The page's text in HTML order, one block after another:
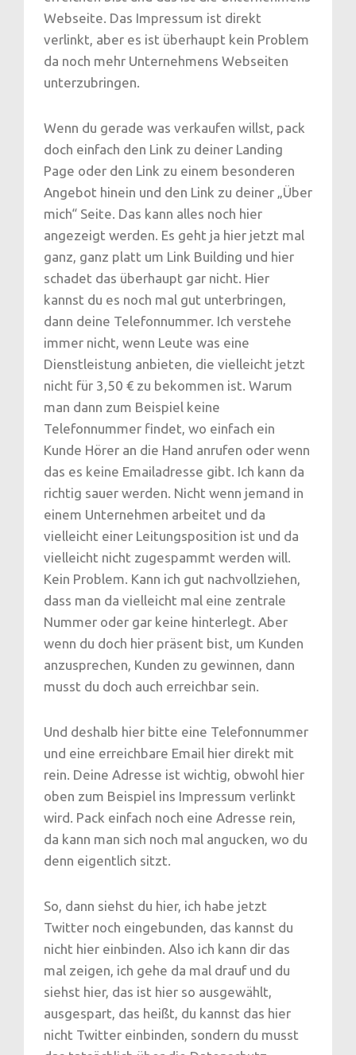
Webseite. Das Impressum ist direkt
verlinkt, aber es ist überhaupt kein Problem
da noch mehr Unternehmens Webseiten
unterzubringen.
Wenn du gerade was verkaufen willst, pack
doch einfach den Link zu deiner Landing
Page oder den Link zu einem besonderen
Angebot hinein und den Link zu deiner „Über
mich“ Seite. Das kann alles noch hier
angezeigt werden. Es geht ja hier jetzt mal
ganz, ganz platt um Link Building und hier
schadet das überhaupt gar nicht. Hier
kannst du es noch mal gut unterbringen,
dann deine Telefonnummer. Ich verstehe
immer nicht, wenn Leute was eine
Dienstleistung anbieten, die vielleicht jetzt
nicht für 3,50 € zu bekommen ist. Warum
man dann zum Beispiel keine
Telefonnummer findet, wo einfach ein
Kunde Hörer an die Hand anrufen oder wenn
das es keine Emailadresse gibt. Ich kann da
richtig sauer werden. Nicht wenn jemand in
einem Unternehmen arbeitet und da
vielleicht einer Leitungsposition ist und da
vielleicht nicht zugespammt werden will.
Kein Problem. Kann ich gut nachvollziehen,
dass man da vielleicht mal eine zentrale
Nummer oder gar keine hinterlegt. Aber
wenn du doch hier präsent bist, um Kunden
anzusprechen, Kunden zu gewinnen, dann
musst du doch auch erreichbar sein.
Und deshalb hier bitte eine Telefonnummer
und eine erreichbare Email hier direkt mit
rein. Deine Adresse ist wichtig, obwohl hier
oben zum Beispiel ins Impressum verlinkt
wird. Pack einfach noch eine Adresse rein,
da kann man sich noch mal angucken, wo du
denn eigentlich sitzt.
So, dann siehst du hier, ich habe jetzt
Twitter noch eingebunden, das kannst du
nicht hier einbinden. Also ich kann dir das
mal zeigen, ich gehe da mal drauf und du
siehst hier, das ist hier so ausgewählt,
ausgespart, das heißt, du kannst das hier
nicht Twitter einbinden, sondern du musst